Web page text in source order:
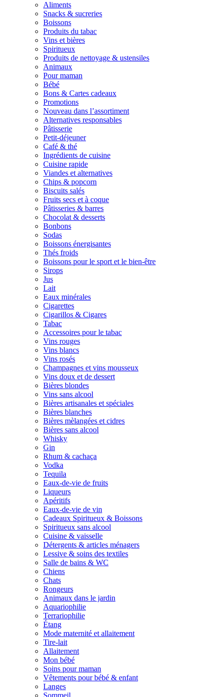
Aliments
Snacks & sucreries
Boissons
Produits du tabac
Vins et bières
Spiritueux
Produits de nettoyage & ustensiles
Animaux
Pour maman
Bébé
Bons & Cartes cadeaux
Promotions
Nouveau dans l’assortiment
Alternatives responsables
Pâtisserie
Petit-déjeuner
Café & thé
Ingrédients de cuisine
Cuisine rapide
Viandes et alternatives
Chips & popcorn
Biscuits salés
Fruits secs et à coque
Pâtisseries & barres
Chocolat & desserts
Bonbons
Sodas
Boissons énergisantes
Thés froids
Boissons pour le sport et le bien-être
Sirops
Jus
Lait
Eaux minérales
Cigarettes
Cigarillos & Cigares
Tabac
Accessoires pour le tabac
Vins rouges
Vins blancs
Vins rosés
Champagnes et vins mousseux
Vins doux et de dessert
Bières blondes
Vins sans alcool
Bières artisanales et spéciales
Bières blanches
Bières mèlangées et cidres
Bières sans alcool
Whisky
Gin
Rhum & cachaça
Vodka
Tequila
Eaux-de-vie de fruits
Liqueurs
Apéritifs
Eaux-de-vie de vin
Cadeaux Spiritueux & Boissons
Spiritueux sans alcool
Cuisine & vaisselle
Détergents & articles ménagers
Lessive & soins des textiles
Salle de bains & WC
Chiens
Chats
Rongeurs
Animaux dans le jardin
Aquariophilie
Terrariophilie
Étang
Mode maternité et allaitement
Tire-lait
Allaitement
Mon bébé
Soins pour maman
Vêtements pour bébé & enfant
Langes
Sommeil